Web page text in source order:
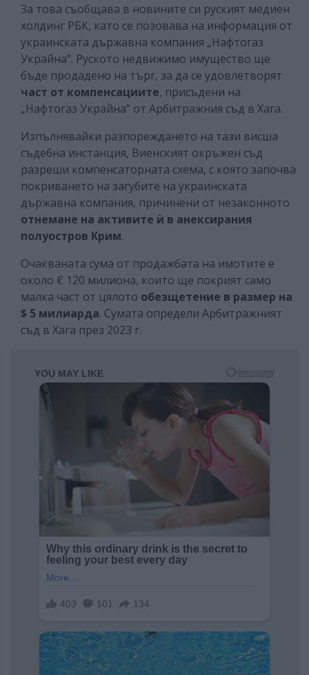
За това съобщава в новините си руският медиен
холдинг РБК, като се позовава на информация от
украинската държавна компания „Нафтогаз
Украйна”. Руското недвижимо имущество ще
бъде продадено на търг, за да се удовлетворят
част от компенсациите, присъдени на
„Нафтогаз Украйна” от Арбитражния съд в Хага.
Изпълнявайки разпореждането на тази висша
съдебна инстанция, Виенският окръжен съд
разреши компенсаторната схема, с която започва
покриването на загубите на украинската
държавна компания, причинени от незаконното
отнемане на активите ѝ в анексирания
полуостров Крим.
Очакваната сума от продажбата на имотите е
около € 120 милиона, които ще покрият само
малка част от цялото обезщетение в размер на
$ 5 милиарда. Сумата определи Арбитражният
съд в Хага през 2023 г.